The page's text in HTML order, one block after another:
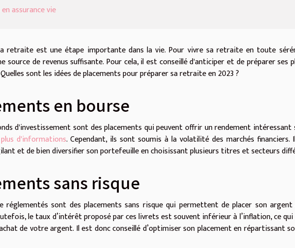
assurance vie
retraite est une étape importante dans la vie. Pour vivre sa retraite en toute
source de revenus suffisante. Pour cela, il est conseillé d'anticiper et de préparer ses
sont les idées de placements pour préparer sa retraite en 2023 ?
en bourse
d'investissement sont des placements qui peuvent offrir un rendement intéressant
d'informations. Cependant, ils sont soumis à la volatilité des marchés financiers.
et de bien diversifier son portefeuille en choisissant plusieurs titres et secteurs
sans risque
réglementés sont des placements sans risque qui permettent de placer son
le taux d’intérêt proposé par ces livrets est souvent inférieur à l’inflation, ce
de votre argent. Il est donc conseillé d’optimiser son placement en répartissant